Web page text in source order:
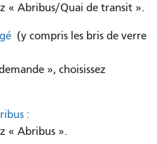
« Abribus/Quai de transit ».
(y compris les bris de verre
», choisissez
:
« Abribus ».